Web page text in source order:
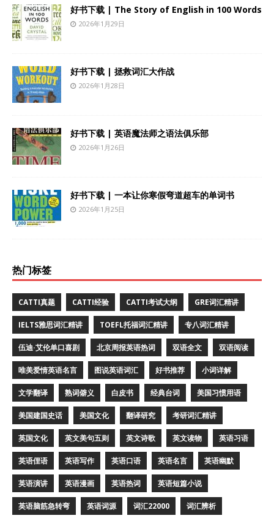
好书下载 | The Story of English in 100 Words
2026年1月29日
好书下载 | 拯救词汇大作战
2026年1月28日
好书下载 | 英语魔法师之语法俱乐部
2026年1月26日
好书下载 | 一本让你寒假弯道超车的单词书
2026年1月25日
热门标签
CATTI真题 CATTI经验 CATTI考试大纲 GRE词汇精讲
IELTS雅思词汇精讲 TOEFL托福词汇精讲 专八词汇精讲
伍迪·艾伦单口喜剧 北京周报英语热词 双语全文 双语阅读
唯美爱情英语名言 图说英语词汇 好书推荐 小词详解
文学翻译 熟词僻义 白皮书 经典台词 美国习惯用语
美国建国史话 美国文化 翻译研究 考研词汇精讲
英国文化 英文美句五则 英文诗歌 英文读物 英语习语
英语俚语 英语写作 英语口语 英语名言 英语幽默
英语演讲 英语漫画 英语热词 英语短篇小说
英语脑筋急转弯 英语词源 词汇22000 词汇辨析